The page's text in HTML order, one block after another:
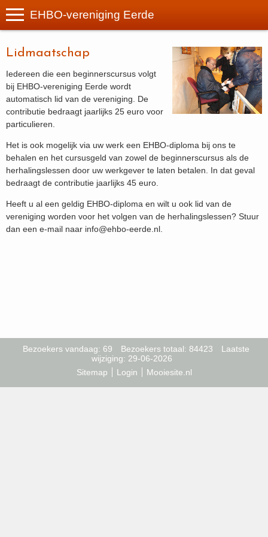
EHBO-vereniging Eerde
Lidmaatschap
Iedereen die een beginnerscursus volgt
bij EHBO-vereniging Eerde wordt
automatisch lid van de vereniging. De
contributie bedraagt jaarlijks 25 euro voor
particulieren.
Het is ook mogelijk via uw werk een EHBO-diploma bij ons te
behalen en het cursusgeld van zowel de beginnerscursus als de
herhalingslessen door uw werkgever te laten betalen. In dat geval
bedraagt de contributie jaarlijks 45 euro.
Heeft u al een geldig EHBO-diploma en wilt u ook lid van de
vereniging worden voor het volgen van de herhalingslessen? Stuur
dan een e-mail naar info@ehbo-eerde.nl.
Bezoekers vandaag: 69 Bezoekers totaal: 84423
Laatste
wijziging: 29-06-2026
Sitemap
Login Mooiesite.nl